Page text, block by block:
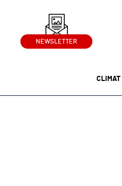
NEWSLETTER
CLIMAT